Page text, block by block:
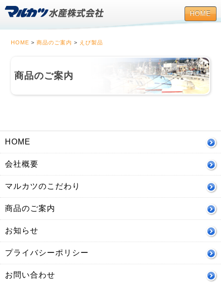
HOME
HOME >商品のご案内 > えび製品
商品のご案内
HOME
会社概要
マルカツのこだわり
商品のご案内
お知らせ
プライバシーポリシー
お問い合わせ